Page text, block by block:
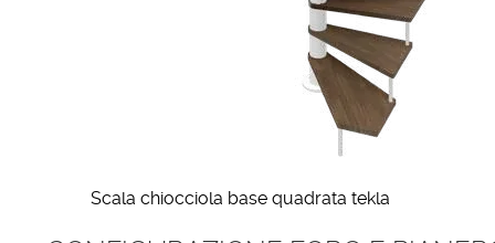
Scala chiocciola base quadrata tekla